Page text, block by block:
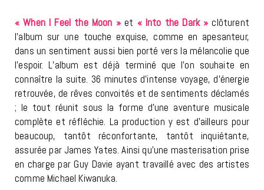
« When I Feel the Moon »et « Into the Dark » clôturent
l’album sur une touche exquise, comme en apesanteur,
dans un sentiment aussi bien porté vers la mélancolie que
l’espoir. L’album est déjà terminé que l’on souhaite en
connaître la suite. 36 minutes d’intense voyage, d’énergie
retrouvée, de rêves convoités et de sentiments déclamés
; le tout réunit sous la forme d’une aventure musicale
complète et réfléchie. La production y est d’ailleurs pour
beaucoup, tantôt réconfortante, tantôt inquiétante,
assurée par James Yates. Ainsi qu’une masterisation prise
en charge par Guy Davie ayant travaillé avec des artistes
comme Michael Kiwanuka.